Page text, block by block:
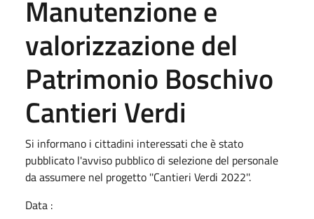
Manutenzione e
valorizzazione del
Patrimonio Boschivo
Cantieri Verdi
Si informano i cittadini interessati che è stato
pubblicato l'avviso pubblico di selezione del personale
da assumere nel progetto ''Cantieri Verdi 2022''.
Data :